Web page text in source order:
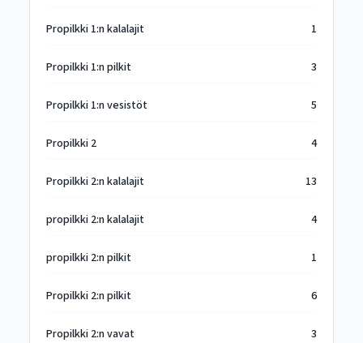
Propilkki 1:n kalalajit 1
Propilkki 1:n pilkit 3
Propilkki 1:n vesistöt 5
Propilkki 2 4
Propilkki 2:n kalalajit 13
propilkki 2:n kalalajit 4
propilkki 2:n pilkit 1
Propilkki 2:n pilkit 6
Propilkki 2:n vavat 3